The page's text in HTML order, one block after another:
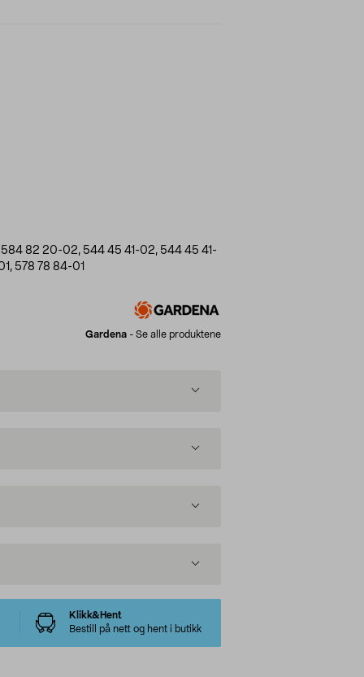
82 20-02, 544 45 41-02, 544 45 41-
578 78 84-01
Gardena - Se alle produktene
Klikk&Hent
Bestill på nett og hent i butikk